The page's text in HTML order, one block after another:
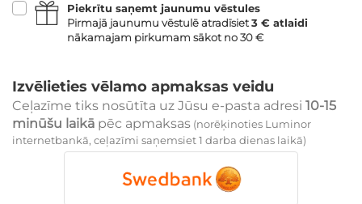
Piekrītu saņemt jaunumu vēstules
Pirmajā jaunumu vēstulē atradīsiet3 € atlaidi
nākamajam pirkumam sākot no 30 €
Izvēlieties vēlamo apmaksas veidu
Ceļazīme tiks nosūtīta uz Jūsu e-pasta adresi 10-15
minūšu laikā pēc apmaksas (norēķinoties Luminor
internetbankā, ceļazīmi saņemsiet 1 darba dienas laikā)